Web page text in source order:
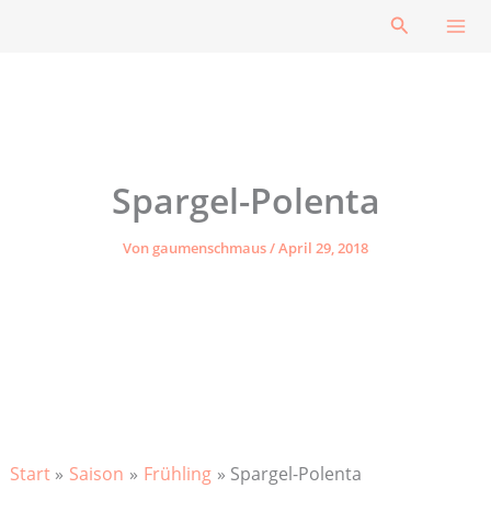
Suchen
Spargel-Polenta
Vongaumenschmaus/April 29, 2018
Start Saison Frühling Spargel-Polenta